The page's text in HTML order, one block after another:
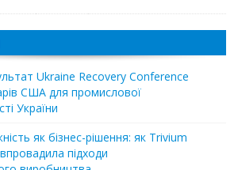
Ukraine Recovery Conference
США для промислової
України
як бізнес-рішення: як Trivium
підходи